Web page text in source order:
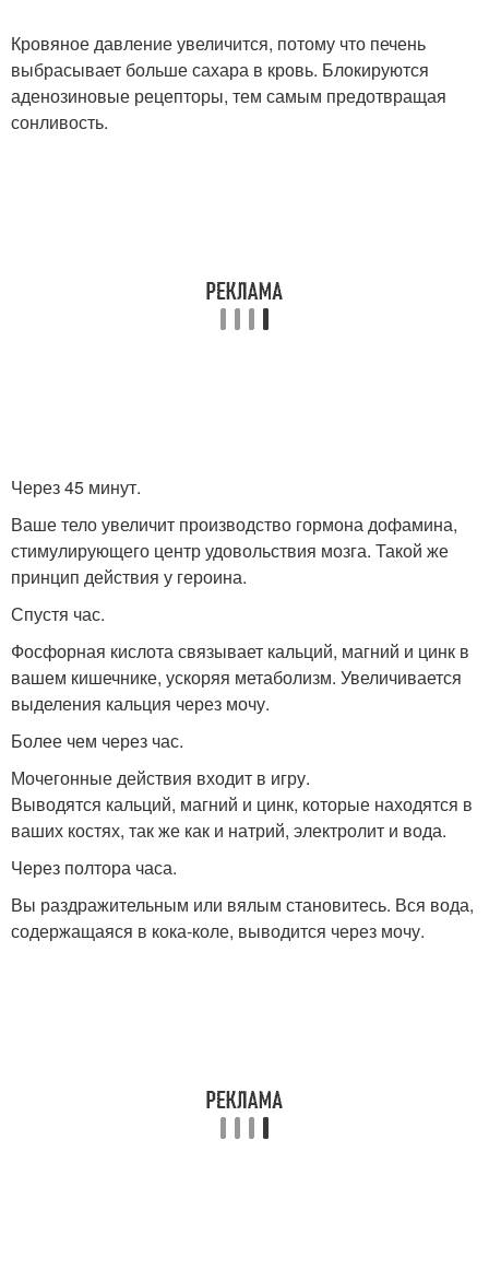
Кровяное давление увеличится, потому что печень
выбрасывает больше сахара в кровь. Блокируются
аденозиновые рецепторы, тем самым предотвращая
сонливость.
Через 45 минут.
Ваше тело увеличит производство гормона дофамина,
стимулирующего центр удовольствия мозга. Такой же
принцип действия у героина.
Спустя час.
Фосфорная кислота связывает кальций, магний и цинк в
вашем кишечнике, ускоряя метаболизм. Увеличивается
выделения кальция через мочу.
Более чем через час.
Мочегонные действия входит в игру.
Выводятся кальций, магний и цинк, которые находятся в
ваших костях, так же как и натрий, электролит и вода.
Через полтора часа.
Вы раздражительным или вялым становитесь. Вся вода,
содержащаяся в кока-коле, выводится через мочу.